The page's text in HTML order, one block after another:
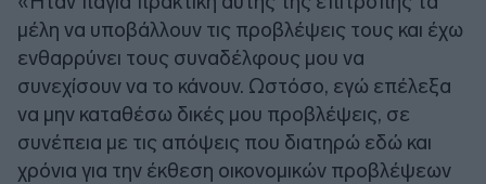
μέλη να υποβάλλουν τις προβλέψεις τους και έχω
ενθαρρύνει τους συναδέλφους μου να
συνεχίσουν να το κάνουν. Ωστόσο, εγώ επέλεξα
να μην καταθέσω δικές μου προβλέψεις, σε
συνέπεια με τις απόψεις που διατηρώ εδώ και
χρόνια για την έκθεση οικονομικών προβλέψεων